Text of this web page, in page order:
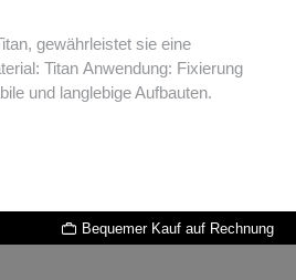
gewährleistet sie eine
stabile und langlebige Aufbauten.
Bequemer Kauf auf Rechnung